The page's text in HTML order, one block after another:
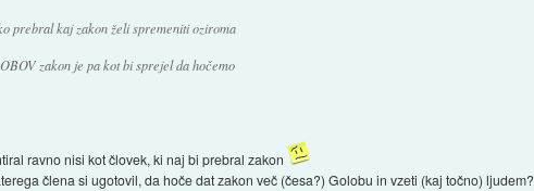
prebral kaj zakon želi spremeniti oziroma
zakon je pa kot bi sprejel da hočemo
ravno nisi kot človek, ki naj bi prebral zakon
člena si ugotovil, da hoče dat zakon več (česa?) Golobu in vzeti (kaj točno) ljudem?